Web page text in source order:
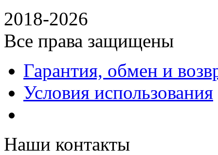
2018-2026
Все права защищены
Гарантия, обмен и
Условия использования
Наши контакты